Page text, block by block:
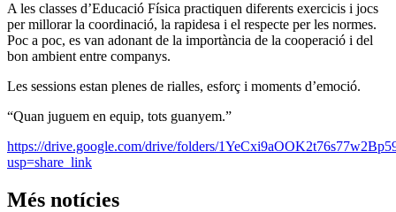
A les classes d’Educació Física practiquen diferents exercicis i jocs
per millorar la coordinació, la rapidesa i el respecte per les normes.
Poc a poc, es van adonant de la importància de la cooperació i del
bon ambient entre companys.
Les sessions estan plenes de rialles, esforç i moments d’emoció.
“Quan juguem en equip, tots guanyem.”
https://drive.google.com/drive/folders/
usp=share_link
Més notícies